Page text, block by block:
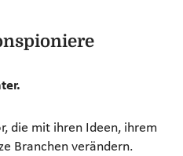
die mit ihren Ideen, ihrem
Branchen verändern.